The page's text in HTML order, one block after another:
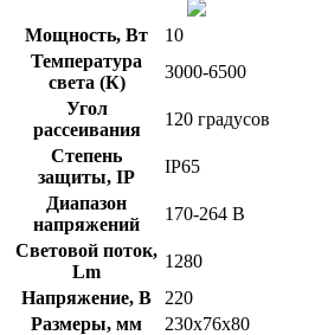
Мощность, Вт
10
Температура
света (К)
3000-6500
Угол
рассеивания
120 градусов
Степень
защиты, IP
IP65
Диапазон
напряжений
170-264 В
Световой поток,
Lm
1280
Напряжение, В
220
Размеры, мм
230х76х80